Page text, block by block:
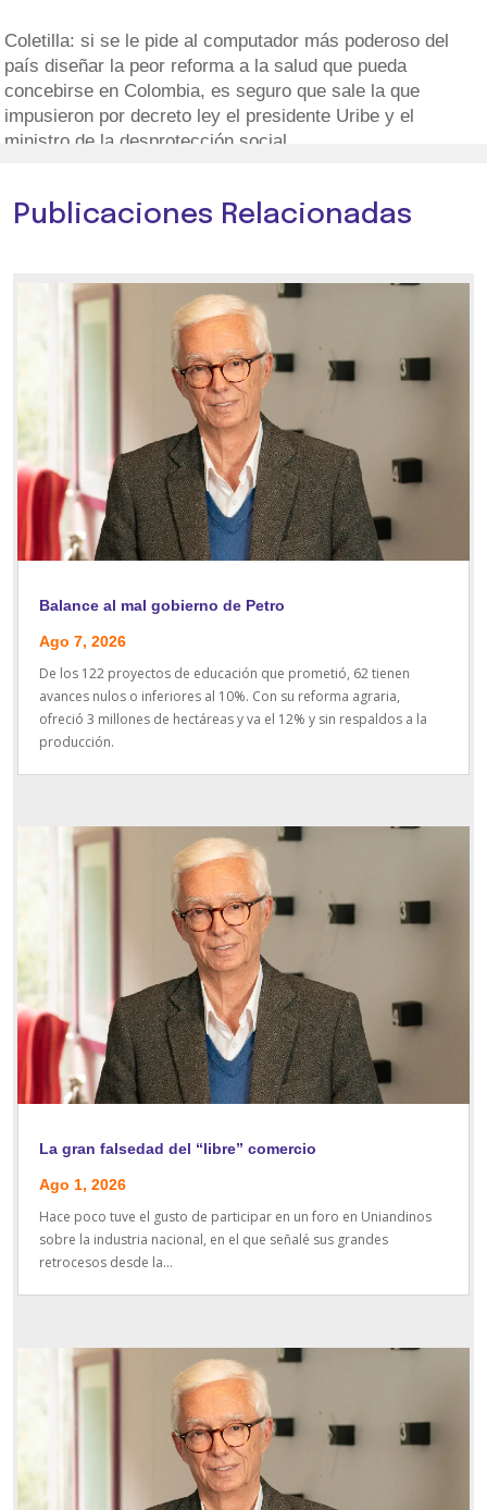
Coletilla: si se le pide al computador más poderoso del
país diseñar la peor reforma a la salud que pueda
concebirse en Colombia, es seguro que sale la que
impusieron por decreto ley el presidente Uribe y el
ministro de la desprotección social.
Publicaciones Relacionadas
Balance al mal gobierno de Petro
Ago 7, 2026
De los 122 proyectos de educación que prometió, 62 tienen
avances nulos o inferiores al 10%. Con su reforma agraria,
ofreció 3 millones de hectáreas y va el 12% y sin respaldos a la
producción.
La gran falsedad del “libre” comercio
Ago 1, 2026
Hace poco tuve el gusto de participar en un foro en Uniandinos
sobre la industria nacional, en el que señalé sus grandes
retrocesos desde la...